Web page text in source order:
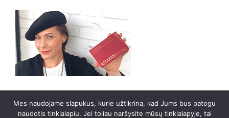
0
Mes naudojame slapukus, kurie užtikrina, kad Jums bus patogu
naudotis tinklalapiu. Jei toliau naršysite mūsų tinklalapyje, tai